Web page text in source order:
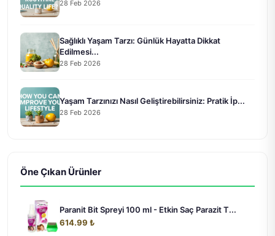
28 Feb 2026
Sağlıklı Yaşam Tarzı: Günlük Hayatta Dikkat
Edilmesi...
28 Feb 2026
Yaşam Tarzınızı Nasıl Geliştirebilirsiniz: Pratik İp...
28 Feb 2026
Öne Çıkan Ürünler
Paranit Bit Spreyi 100 ml - Etkin Saç Parazit T...
614.99 ₺